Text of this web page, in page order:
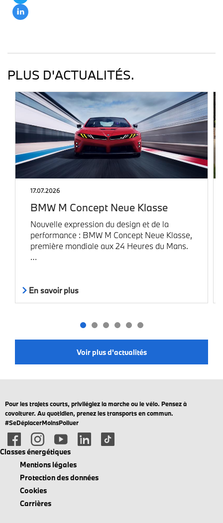
PLUS D'ACTUALITÉS.
17.07.2026
BMW M Concept Neue Klasse
Nouvelle expression du design et de la
performance : BMW M Concept Neue Klasse,
première mondiale aux 24 Heures du Mans.
…
En savoir plus
Voir plus d'actualités
Pour les trajets courts, privilégiez la marche ou le vélo. Pensez à
covoiturer. Au quotidien, prenez les transports en commun.
#SeDéplacerMoinsPolluer
Classes énergétiques
Mentions légales
Protection des données
Cookies
Carrières